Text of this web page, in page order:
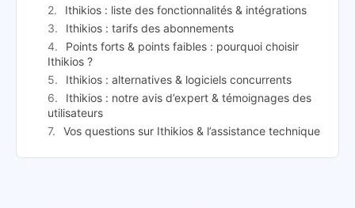
Ithikios : liste des fonctionnalités & intégrations
Ithikios : tarifs des abonnements
Points forts & points faibles : pourquoi choisir
Ithikios ?
Ithikios : alternatives & logiciels concurrents
Ithikios : notre avis d’expert & témoignages des
utilisateurs
Vos questions sur Ithikios & l’assistance technique